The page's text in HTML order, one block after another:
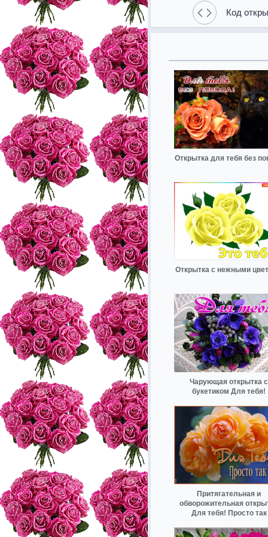
Код
Открытка для тебя без
Открытка с нежными
Чарующая открытка с
букетиком Для тебя!
Притягательная и
обворожительная
Для тебя! Просто так